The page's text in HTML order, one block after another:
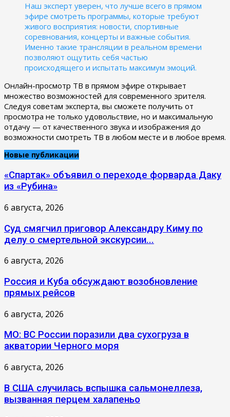
Наш эксперт уверен, что лучше всего в прямом
эфире смотреть программы, которые требуют
живого восприятия: новости, спортивные
соревнования, концерты и важные события.
Именно такие трансляции в реальном времени
позволяют ощутить себя частью
происходящего и испытать максимум эмоций.
Онлайн-просмотр ТВ в прямом эфире открывает
множество возможностей для современного зрителя.
Следуя советам эксперта, вы сможете получить от
просмотра не только удовольствие, но и максимальную
отдачу — от качественного звука и изображения до
возможности смотреть ТВ в любом месте и в любое время.
Новые публикации
«Спартак» объявил о переходе форварда Даку
из «Рубина»
6 августа, 2026
Суд смягчил приговор Александру Киму по
делу о смертельной экскурсии...
6 августа, 2026
Россия и Куба обсуждают возобновление
прямых рейсов
6 августа, 2026
МО: ВС России поразили два сухогруза в
акватории Черного моря
6 августа, 2026
В США случилась вспышка сальмонеллеза,
вызванная перцем халапеньо